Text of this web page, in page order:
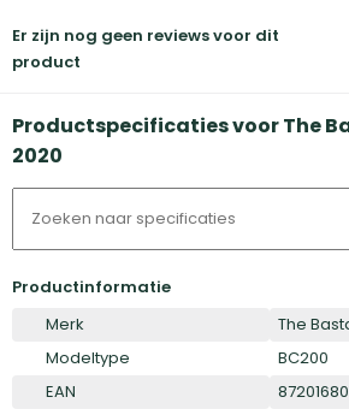
Er zijn nog geen reviews voor dit
product
Productspecificaties voor The
2020
Productinformatie
Merk
The
Modeltype
BC200
EAN